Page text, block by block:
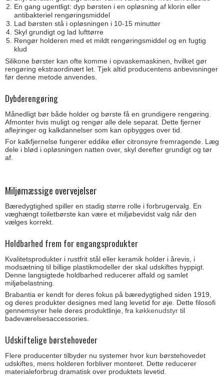
En gang ugentligt: dyp børsten i en opløsning af klorin eller
antibakteriel rengøringsmiddel
Lad børsten stå i opløsningen i 10-15 minutter
Skyl grundigt og lad lufttørre
Rengør holderen med et mildt rengøringsmiddel og en fugtig
klud
Silikone børster kan ofte komme i opvaskemaskinen, hvilket gør
rengøring ekstraordinært let. Tjek altid producentens anbevisninger
før denne metode anvendes.
Dybderengøring
Månedligt bør både holder og børste få en grundigere rengøring.
Afmonter hvis muligt og rengør alle dele separat. Dette fjerner
aflejringer og kalkdannelser som kan opbygges over tid.
For kalkfjernelse fungerer eddike eller citronsyre fremragende. Læg
dele i blød i opløsningen natten over, skyl derefter grundigt og tør
af.
Miljømæssige overvejelser
Bæredygtighed spiller en stadig større rolle i forbrugervalg. En
væghængt toiletbørste kan være et miljøbevidst valg når den
vælges korrekt.
Holdbarhed frem for engangsprodukter
Kvalitetsprodukter i rustfrit stål eller keramik holder i årevis, i
modsætning til billige plastikmodeller der skal udskiftes hyppigt.
Denne langsigtede holdbarhed reducerer affald og samlet
miljøbelastning.
Brabantia er kendt for deres fokus på bæredygtighed siden 1919,
og deres produkter designes med lang levetid for øje. Dette filosofi
gennemsyrer hele deres produktlinje, fra køkkenudstyr til
badeværelsesaccessories.
Udskiftelige børstehoveder
Flere producenter tilbyder nu systemer hvor kun børstehovedet
udskiftes, mens holderen forbliver monteret. Dette reducerer
materialeforbrug dramatisk over produktets levetid.